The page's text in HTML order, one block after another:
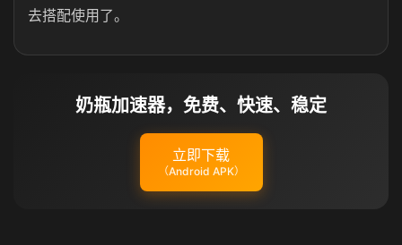
去搭配使用了。
奶瓶加速器，免费、快速、稳定
立即下载
（Android APK）